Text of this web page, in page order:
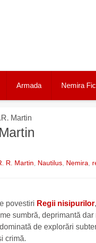
Armada Nemira
Martin
R. Martin Nautilus Nemira
povestiri Regii nisipurilor
sumbră, deprimantă
de explorări
crimă.